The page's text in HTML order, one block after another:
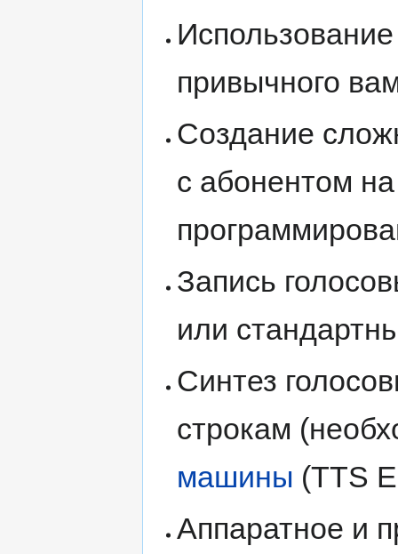
привычного
Создание
с абонентом
Запись
или
Синтез
строкам
машины (TTS
Аппаратное и